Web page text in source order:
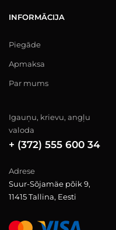
INFORMĀCIJA
Piegāde
Apmaksa
Par mums
Igauņu, krievu, angļu
valoda
+ (372) 555 600 34
Adrese
Suur-Sõjamäe põik 9,
11415 Tallina, Eesti